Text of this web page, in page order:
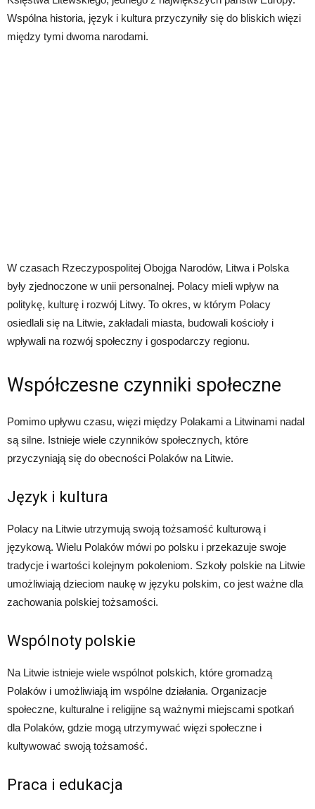
Wspólna historia, język i kultura przyczyniły się do bliskich więzi
między tymi dwoma narodami.
W czasach Rzeczypospolitej Obojga Narodów, Litwa i Polska
były zjednoczone w unii personalnej. Polacy mieli wpływ na
politykę, kulturę i rozwój Litwy. To okres, w którym Polacy
osiedlali się na Litwie, zakładali miasta, budowali kościoły i
wpływali na rozwój społeczny i gospodarczy regionu.
Współczesne czynniki społeczne
Pomimo upływu czasu, więzi między Polakami a Litwinami nadal
są silne. Istnieje wiele czynników społecznych, które
przyczyniają się do obecności Polaków na Litwie.
Język i kultura
Polacy na Litwie utrzymują swoją tożsamość kulturową i
językową. Wielu Polaków mówi po polsku i przekazuje swoje
tradycje i wartości kolejnym pokoleniom. Szkoły polskie na Litwie
umożliwiają dzieciom naukę w języku polskim, co jest ważne dla
zachowania polskiej tożsamości.
Wspólnoty polskie
Na Litwie istnieje wiele wspólnot polskich, które gromadzą
Polaków i umożliwiają im wspólne działania. Organizacje
społeczne, kulturalne i religijne są ważnymi miejscami spotkań
dla Polaków, gdzie mogą utrzymywać więzi społeczne i
kultywować swoją tożsamość.
Praca i edukacja